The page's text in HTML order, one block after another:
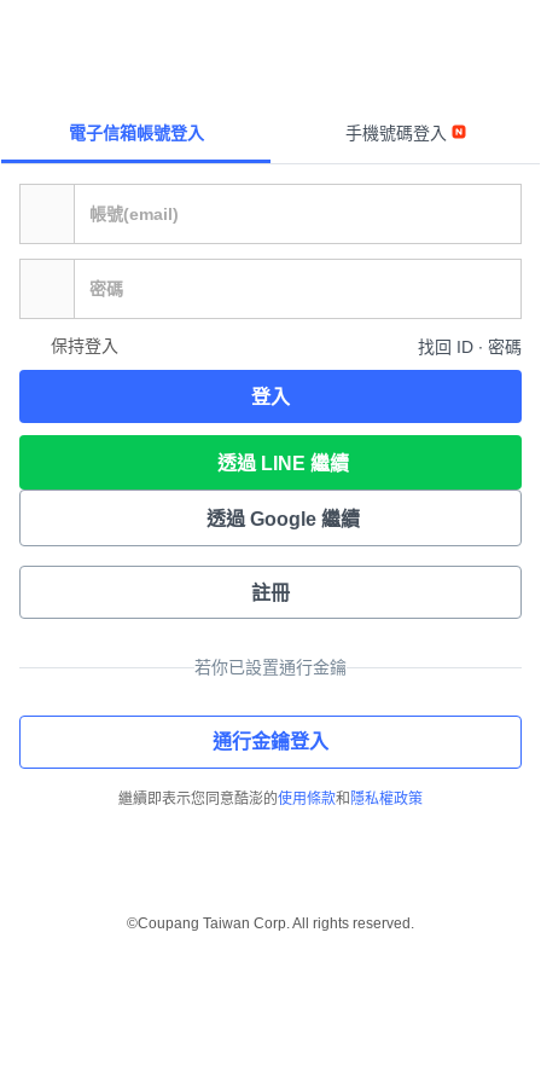
電子信箱帳號登入 手機號碼登入
保持登入 找回 ID ∙ 密碼
登入
透過 LINE 繼續
透過 Google 繼續
註冊
若你已設置通行金鑰
通行金鑰登入
繼續即表示您同意酷澎的使用條款和 隱私權政策
©Coupang Taiwan Corp. All rights reserved.